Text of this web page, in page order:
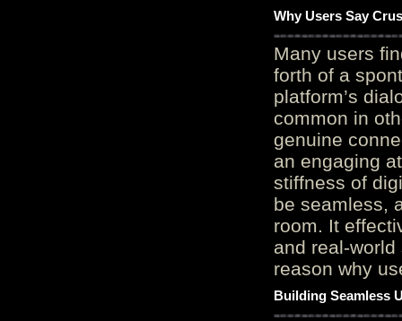
Why Users Say
Many users
forth of a
platform’s
common in
genuine
an engaging
stiffness of
be seamless,
room. It
and real-
reason why
Building Seamless